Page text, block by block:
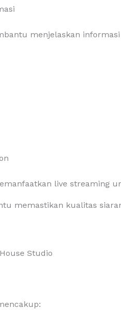
menjelaskan
live streaming
memastikan kualitas
Studio